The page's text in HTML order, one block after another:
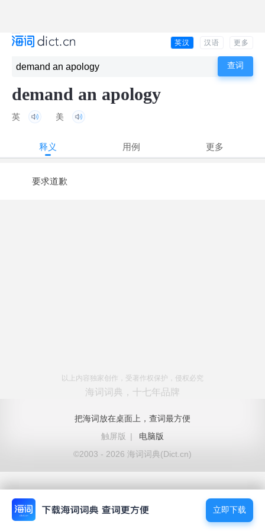
英汉 汉语 更多
demand an apology
英 美
释义 用例 更多
要求道歉
以上内容独家创作，受著作权保护，侵权必究
海词词典，十七年品牌
把海词放在桌面上，查词最方便
触屏版
|
电脑版
©2003 - 2026 海词词典(Dict.cn)
立即下载
立即下载